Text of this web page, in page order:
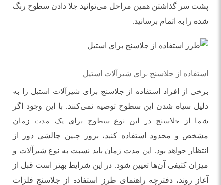
پشت سر گذاشتن همین مراحل می‌توانید جلا دادن سطوح رنگ
شده را به اتمام برسانید.
استفاده از جلاسنج برای شیرآلات استیل
برخی از افراد استفاده از جلاسنج برای شیرآلات استیل را به
دلیل سیاه شدن این سطوح توصیه نمی‌کنند. با این وجود اگر
شما از جلاسنج در این نوع سطوح برای یک مدت زمان
مشخص و محدود استفاده کنید، بروز چنین چالشی دور از
انتظار خواهد بود. این مدت زمان باید نسبت به نوع شیرآلات و
میزان کثیفی آن‌ها تعیین شود. در این شرایط بهتر است قبل از
آغاز روند، دفترچه راهنمای طرز استفاده از جلاسنج فلزات